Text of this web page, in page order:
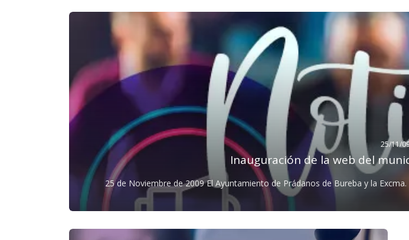
25/11/
Inauguración de la web del
25 de Noviembre de 2009 El Ayuntamiento de Prádanos de Bureba y la Excma. Diputacion de Burgos presentan la nueva web del Municipio, que pone a
disposición de ciudadanos y visitantes toda la